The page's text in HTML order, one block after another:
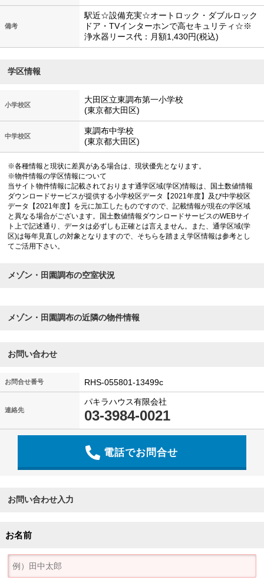
備考
駅近☆設備充実☆オートロック・ダブルロック
ドア・TVインターホンで高セキュリティ☆※
浄水器リース代：月額1,430円(税込)
学区情報
小学校区
大田区立東調布第一小学校
(東京都大田区)
中学校区
東調布中学校
(東京都大田区)
※各種情報と現状に差異がある場合は、現状優先となります。
※物件情報の学区情報について
当サイト物件情報に記載されております通学区域(学区)情報は、国土数値情報
ダウンロードサービスが提供する小学校区データ【2021年度】及び中学校区
データ【2021年度】を元に加工したものですので、記載情報が現在の学区域
と異なる場合がございます。国土数値情報ダウンロードサービスのWEBサイ
ト上で記述通り、データは必ずしも正確とは言えません。また、通学区域(学
区)は毎年見直しの対象となりますので、そちらを踏まえ学区情報は参考とし
てご活用下さい。
メゾン・田園調布の空室状況
メゾン・田園調布の近隣の物件情報
お問い合わせ
お問合せ番号 RHS-055801-13499c
連絡先
パキラハウス有限会社
03-3984-0021
電話でお問合せ
お問い合わせ入力
お名前